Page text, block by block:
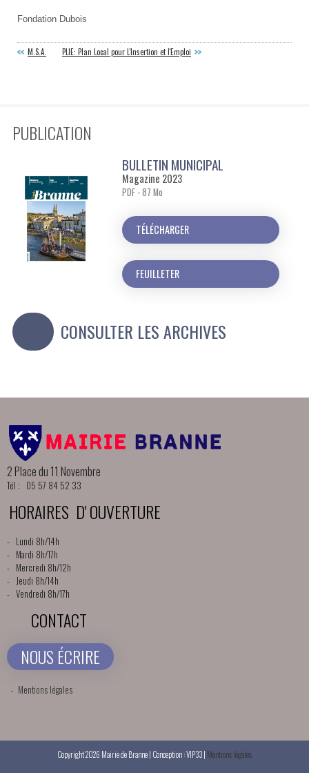
Fondation Dubois
M.S.A. PLIE: Plan Local pour L'Insertion et l'Emploi
PUBLICATION
BULLETIN MUNICIPAL
Magazine 2023
PDF - 87 Mo
TÉLÉCHARGER
FEUILLETER
CONSULTER LES ARCHIVES
2 Place du 11 Novembre
Tél : 05 57 84 52 33
HORAIRES D' OUVERTURE
- Lundi 8h/14h
- Mardi 8h/17h
- Mercredi 8h/12h
- Jeudi 8h/14h
- Vendredi 8h/17h
CONTACT
NOUS ÉCRIRE
- Mentions légales
Copyright 2026 Mairie de Branne | Conception : VIP33 | Mentions légales